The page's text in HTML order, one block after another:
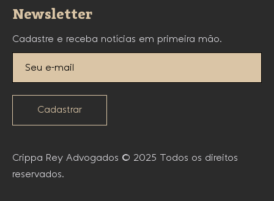
Newsletter
Cadastre e receba notícias em primeira mão.
Cadastrar
Crippa Rey Advogados © 2025 Todos os direitos
reservados.